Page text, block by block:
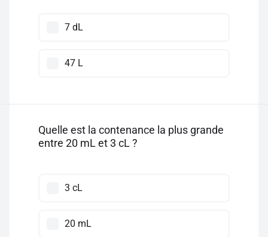
7 dL
47 L
Quelle est la contenance la plus grande
entre 20 mL et 3 cL ?
3 cL
20 mL